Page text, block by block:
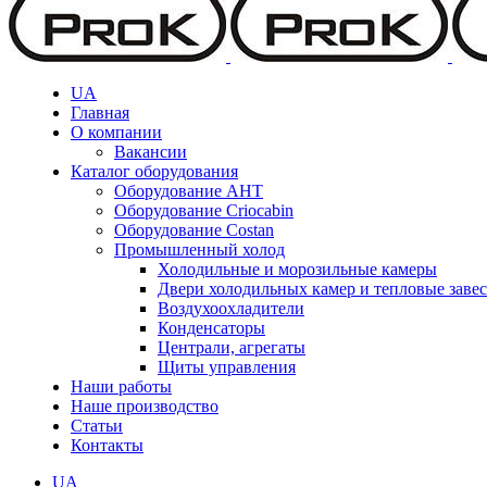
UA
Главная
О компании
Вакансии
Каталог оборудования
Оборудование AHT
Оборудование Criocabin
Оборудование Costan
Промышленный холод
Холодильные и морозильные камеры
Двери холодильных камер и тепловые
Воздухоохладители
Конденсаторы
Централи, агрегаты
Щиты управления
Наши работы
Наше производство
Статьи
Контакты
UA